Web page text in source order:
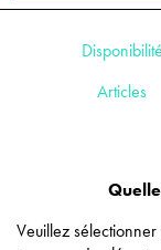
Disponibilité
Articles
Veuillez